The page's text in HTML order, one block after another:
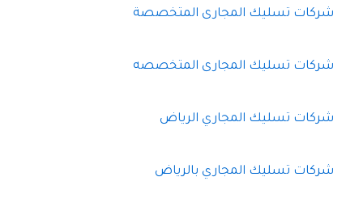
شركات تسليك المجارى المتخصصة
شركات تسليك المجارى المتخصصه
شركات تسليك المجاري الرياض
شركات تسليك المجاري بالرياض